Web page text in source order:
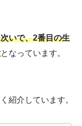
いで、2番目の生
となっています。
紹介しています。